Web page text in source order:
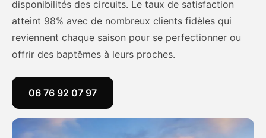
disponibilités des circuits. Le taux de satisfaction
atteint 98% avec de nombreux clients fidèles qui
reviennent chaque saison pour se perfectionner ou
offrir des baptêmes à leurs proches.
06 76 92 07 97